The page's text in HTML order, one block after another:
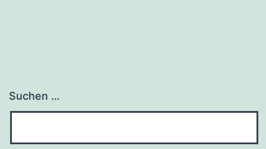
Suchen …